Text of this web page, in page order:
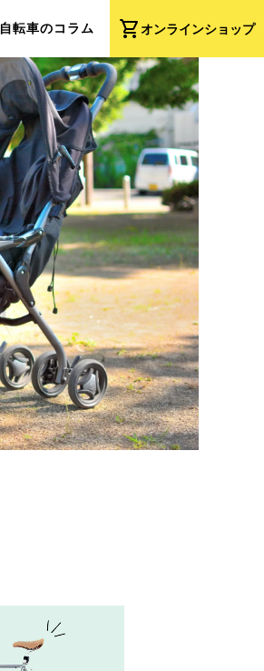
shopping_cartオンラインショップ
自転車のコラム